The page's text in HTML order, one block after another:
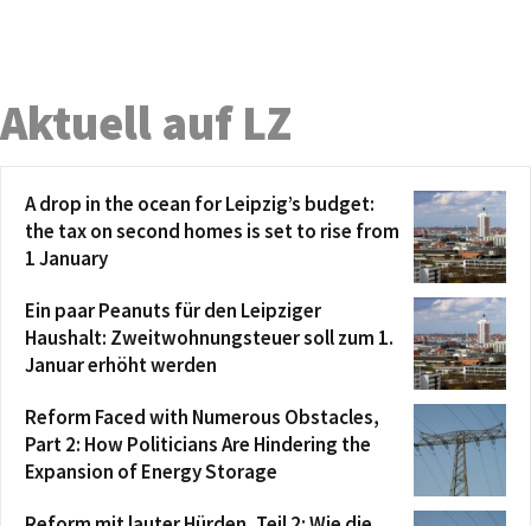
Aktuell auf LZ
A drop in the ocean for Leipzig’s budget:
the tax on second homes is set to rise from
1 January
Ein paar Peanuts für den Leipziger
Haushalt: Zweitwohnungsteuer soll zum 1.
Januar erhöht werden
Reform Faced with Numerous Obstacles,
Part 2: How Politicians Are Hindering the
Expansion of Energy Storage